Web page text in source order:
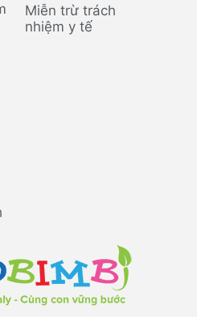
Miễn trừ trách
nhiệm y tế